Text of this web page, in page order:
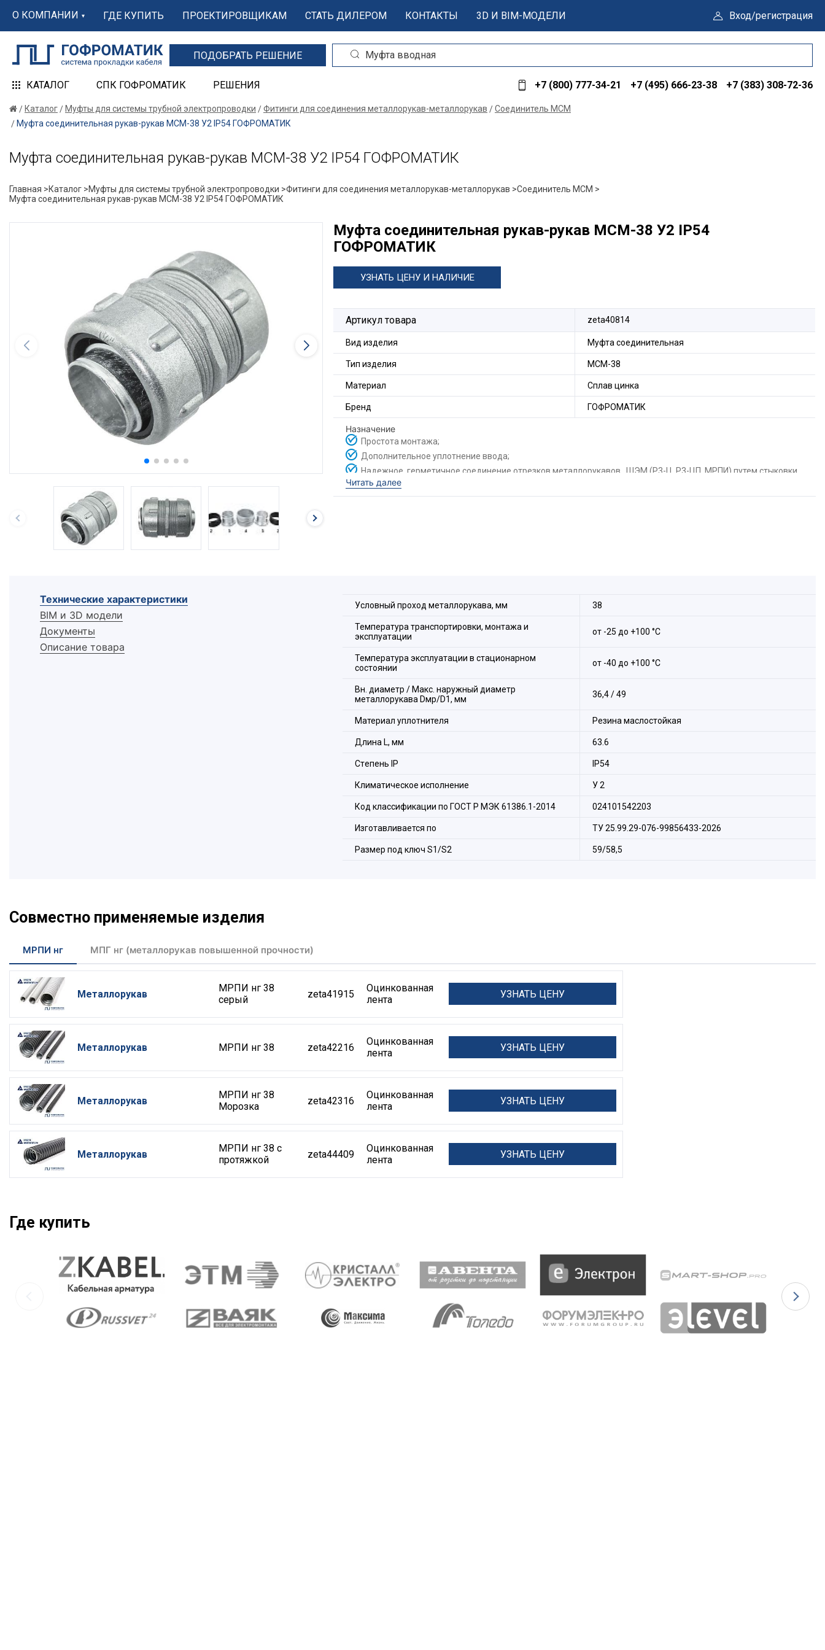
О КОМПАНИИ ГДЕ КУПИТЬ ПРОЕКТИРОВЩИКАМ СТАТЬ ДИЛЕРОМ КОНТАКТЫ 3D И BIM-МОДЕЛИ Вход/регистрация
ПОДОБРАТЬ РЕШЕНИЕ
КАТАЛОГ СПК ГОФРОМАТИК РЕШЕНИЯ +7 (800) 777-34-21 +7 (495) 666-23-38 +7 (383) 308-72-36
Каталог Муфты для системы трубной электропроводки Фитинги для соединения металлорукав-металлорукав
Соединитель МСМ
Муфта соединительная рукав-рукав МСМ-38 У2 IP54 ГОФРОМАТИК
Муфта соединительная рукав-рукав МСМ-38 У2 IP54 ГОФРОМАТИК
Главная >Каталог >Муфты для системы трубной электропроводки >Фитинги для соединения металлорукав-металлорукав >Соединитель МСМ >
Муфта соединительная рукав-рукав МСМ-38 У2 IP54 ГОФРОМАТИК
Муфта соединительная рукав-рукав МСМ-38 У2 IP54
ГОФРОМАТИК
УЗНАТЬ ЦЕНУ И НАЛИЧИЕ
Артикул товара zeta40814
Вид изделия Муфта соединительная
Тип изделия МСМ-38
Материал Сплав цинка
Бренд ГОФРОМАТИК
Назначение
Простота монтажа;
Дополнительное уплотнение ввода;
Надежное, герметичное соединение отрезков металлорукавов , ШЭМ (Р3-Ц, Р3-ЦП, МРПИ) путем стыковки
друг с другом;
Для соединения двух отрезков металлорукава, металлорукава в пвх оболочке (Р3-Ц, Р3-ЦП, МРПИ)
Состав комплекта:
1 -Корпус;
Читать далее
Технические характеристики
BIM и 3D модели
Документы
Описание товара
Условный проход металлорукава, мм 38
Температура транспортировки, монтажа и
эксплуатации
от -25 до +100 °С
Температура эксплуатации в стационарном
состоянии
от -40 до +100 °С
Вн. диаметр / Макс. наружный диаметр
металлорукава Dмр/D1, мм
36,4 / 49
Материал уплотнителя Резина маслостойкая
Длина L, мм 63.6
Стeпень IP IP54
Климатическое исполнение У 2
Код классификации по ГОСТ Р МЭК 61386.1-2014 024101542203
Изготавливается по ТУ 25.99.29-076-99856433-2026
Размер под ключ S1/S2 59/58,5
Совместно применяемые изделия
МРПИ нг МПГ нг (металлорукав повышенной прочности)
Металлорукав
МРПИ нг 38
серый
zeta41915
Оцинкованная
лента
УЗНАТЬ ЦЕНУ
Металлорукав МРПИ нг 38 zeta42216
Оцинкованная
лента
УЗНАТЬ ЦЕНУ
Металлорукав
МРПИ нг 38
Морозка
zeta42316
Оцинкованная
лента
УЗНАТЬ ЦЕНУ
Металлорукав
МРПИ нг 38 с
протяжкой
zeta44409
Оцинкованная
лента
УЗНАТЬ ЦЕНУ
Где купить